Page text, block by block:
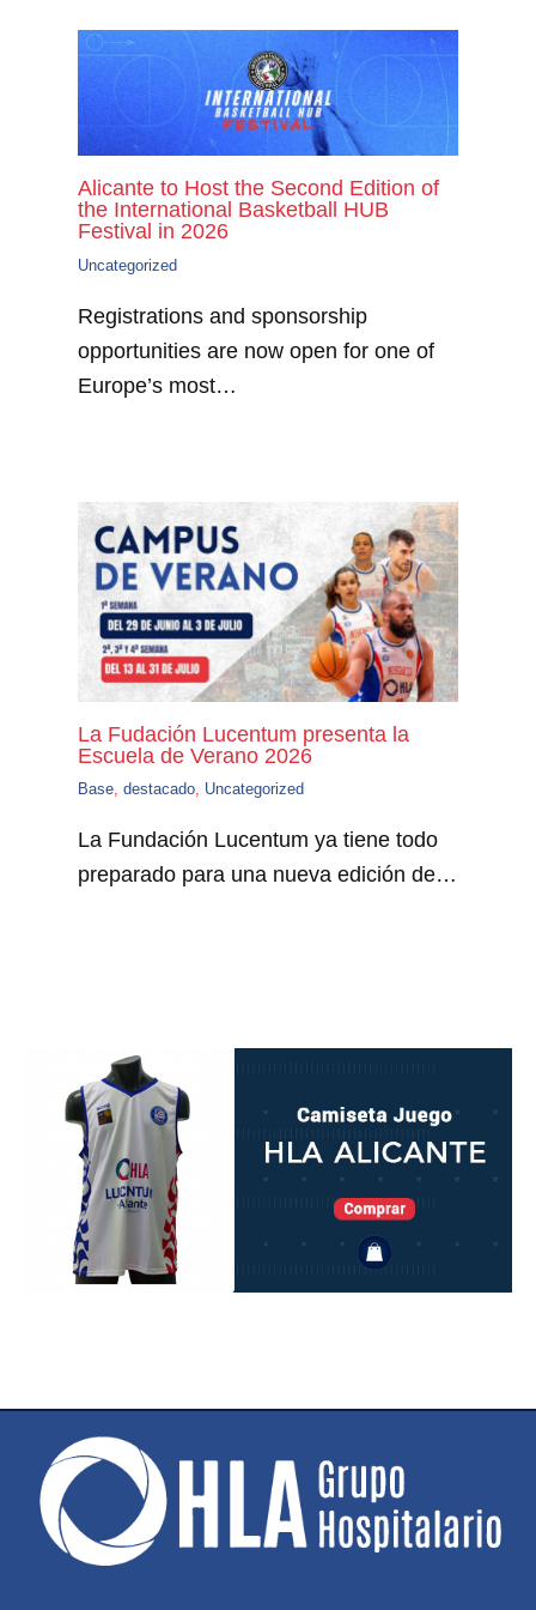
Alicante to Host the Second Edition of
the International Basketball HUB
Festival in 2026
Uncategorized
Registrations and sponsorship
opportunities are now open for one of
Europe’s most…
La Fudación Lucentum presenta la
Escuela de Verano 2026
Base, destacado, Uncategorized
La Fundación Lucentum ya tiene todo
preparado para una nueva edición de…